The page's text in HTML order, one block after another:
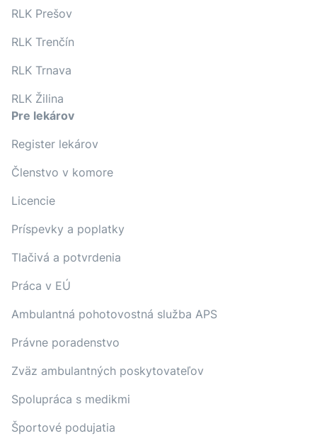
RLK Prešov
RLK Trenčín
RLK Trnava
RLK Žilina
Pre lekárov
Register lekárov
Členstvo v komore
Licencie
Príspevky a poplatky
Tlačivá a potvrdenia
Práca v EÚ
Ambulantná pohotovostná služba APS
Právne poradenstvo
Zväz ambulantných poskytovateľov
Spolupráca s medikmi
Športové podujatia